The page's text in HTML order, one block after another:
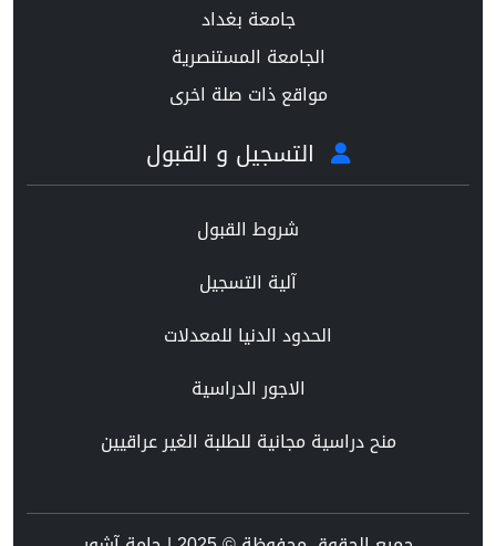
جامعة بغداد
الجامعة المستنصرية
مواقع ذات صلة اخرى
التسجيل و القبول
شروط القبول
آلية التسجيل
الحدود الدنيا للمعدلات
الاجور الدراسية
منح دراسية مجانية للطلبة الغير عراقيين